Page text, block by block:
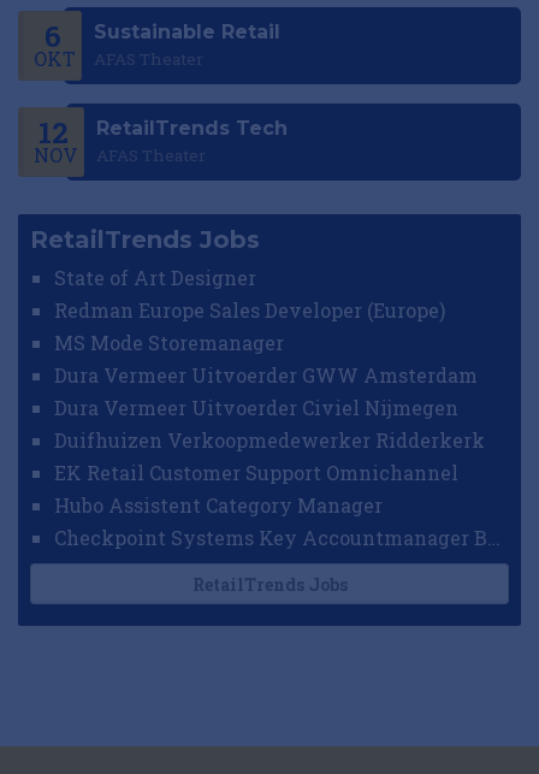
6
OKT
Sustainable Retail
AFAS Theater
12
NOV
RetailTrends Tech
AFAS Theater
RetailTrends Jobs
State of Art Designer
Redman Europe Sales Developer (Europe)
MS Mode Storemanager
Dura Vermeer Uitvoerder GWW Amsterdam
Dura Vermeer Uitvoerder Civiel Nijmegen
Duifhuizen Verkoopmedewerker Ridderkerk
EK Retail Customer Support Omnichannel
Hubo Assistent Category Manager
Checkpoint Systems Key Accountmanager Benelux
RetailTrends Jobs